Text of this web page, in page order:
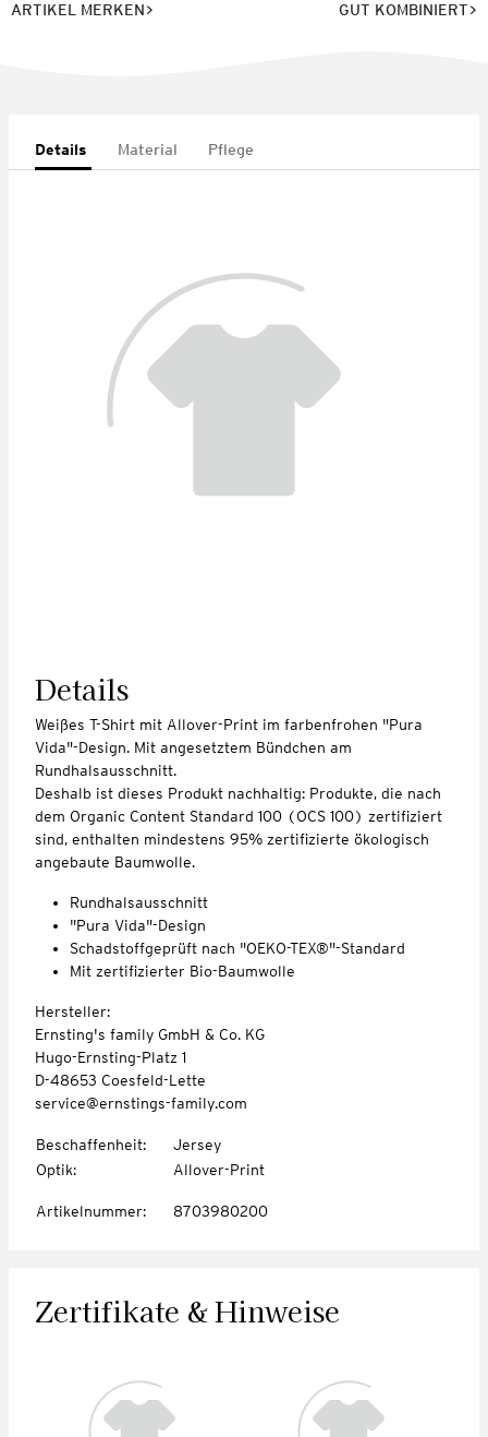
ARTIKEL MERKEN GUT KOMBINIERT
Details Material Pflege
Details
Weißes T-Shirt mit Allover-Print im farbenfrohen "Pura
Vida"-Design. Mit angesetztem Bündchen am
Rundhalsausschnitt.
Deshalb ist dieses Produkt nachhaltig: Produkte, die nach
dem Organic Content Standard 100 (OCS 100) zertifiziert
sind, enthalten mindestens 95% zertifizierte ökologisch
angebaute Baumwolle.
Rundhalsausschnitt
"Pura Vida"-Design
Schadstoffgeprüft nach "OEKO-TEX®"-Standard
Mit zertifizierter Bio-Baumwolle
Hersteller:
Ernsting's family GmbH & Co. KG
Hugo-Ernsting-Platz 1
D-48653 Coesfeld-Lette
service@ernstings-family.com
Beschaffenheit:
Jersey
Optik: Allover-Print
Artikelnummer: 8703980200
Zertifikate & Hinweise